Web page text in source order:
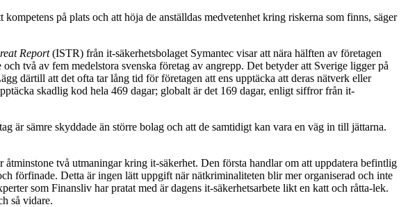
på plats och att höja de anställdas medvetenhet kring riskerna som finns, säger
Report(ISTR) från it-säkerhetsbolaget Symantec visar att nära hälften av företagen
två av fem medelstora svenska företag av angrepp. Det betyder att Sverige ligger på
därtill att det ofta tar lång tid för företagen att ens upptäcka att deras nätverk eller
skadlig kod hela 469 dagar; globalt är det 169 dagar, enligt siffror från it-
är sämre skyddade än större bolag och att de samtidigt kan vara en väg in till jättarna.
två utmaningar kring it-säkerhet. Den första handlar om att uppdatera befintlig
förfinade. Detta är ingen lätt uppgift när nätkriminaliteten blir mer organiserad och inte
som Finansliv har pratat med är dagens it-säkerhetsarbete likt en katt och råtta-lek.
så vidare.